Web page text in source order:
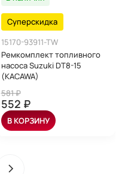
Суперскидка
15170-93911-TW
Ремкомплект топливного
насоса Suzuki DT8-15
(KACAWA)
581 ₽
552 ₽
В КОРЗИНУ